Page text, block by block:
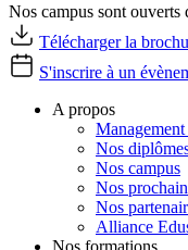
Nos campus sont
Télécharger la
S'inscrire à un
A propos
Nos
Nos campus
Nos
Nos
Alliance
Nos formations